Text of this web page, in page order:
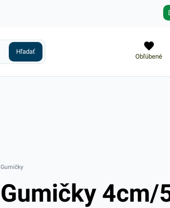
Obľúbené
Gumičky
Gumičky 4cm/